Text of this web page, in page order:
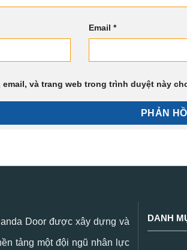
Email *
và trang web trong trình duyệt này
Door được xây dựng và
tảng một đội ngũ nhân lực
DANH